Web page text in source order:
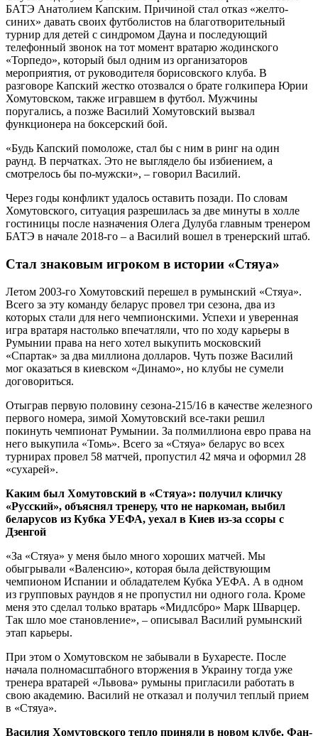
БАТЭ Анатолием Капским. Причиной стал отказ «желто-
синих» давать своих футболистов на благотворительный
турнир для детей с синдромом Дауна и последующий
телефонный звонок на тот момент вратарю жодинского
«Торпедо», который был одним из организаторов
мероприятия, от руководителя борисовского клуба. В
разговоре Капский жестко отозвался о брате голкипера Юрии
Хомутовском, также игравшем в футбол. Мужчины
поругались, а позже Василий Хомутовский вызвал
функционера на боксерский бой.
«Будь Капский помоложе, стал бы с ним в ринг на один
раунд. В перчатках. Это не выглядело бы избиением, а
смотрелось бы по-мужски», – говорил Василий.
Через годы конфликт удалось оставить позади. По словам
Хомутовского, ситуация разрешилась за две минуты в холле
гостиницы после назначения Олега Дулуба главным тренером
БАТЭ в начале 2018-го – а Василий вошел в тренерский штаб.
Стал знаковым игроком в истории «Стяуа»
Летом 2003-го Хомутовский перешел в румынский «Стяуа».
Всего за эту команду беларус провел три сезона, два из
которых стали для него чемпионскими. Успехи и уверенная
игра вратаря настолько впечатляли, что по ходу карьеры в
Румынии права на него хотел выкупить московский
«Спартак» за два миллиона долларов. Чуть позже Василий
мог оказаться в киевском «Динамо», но клубы не сумели
договориться.
Отыграв первую половину сезона-215/16 в качестве железного
первого номера, зимой Хомутовский все-таки решил
покинуть чемпионат Румынии. За полмиллиона евро права на
него выкупила «Томь». Всего за «Стяуа» беларус во всех
турнирах провел 58 матчей, пропустил 42 мяча и оформил 28
«сухарей».
Каким был Хомутовский в «Стяуа»: получил кличку
«Русский», объяснял тренеру, что не наркоман, выбил
беларусов из Кубка УЕФА, уехал в Киев из-за ссоры с
Дзенгой
«За «Стяуа» у меня было много хороших матчей. Мы
обыгрывали «Валенсию», которая была действующим
чемпионом Испании и обладателем Кубка УЕФА. А в одном
из групповых раундов я не пропустил ни одного гола. Кроме
меня это сделал только вратарь «Мидлсбро» Марк Шварцер.
Так шло мое становление», – описывал Василий румынский
этап карьеры.
При этом о Хомутовском не забывали в Бухаресте. После
начала полномасштабного вторжения в Украину тогда уже
тренера вратарей «Львова» румыны пригласили работать в
свою академию. Василий не отказал и получил теплый прием
в «Стяуа».
Василия Хомутовского тепло приняли в новом клубе. Фан-